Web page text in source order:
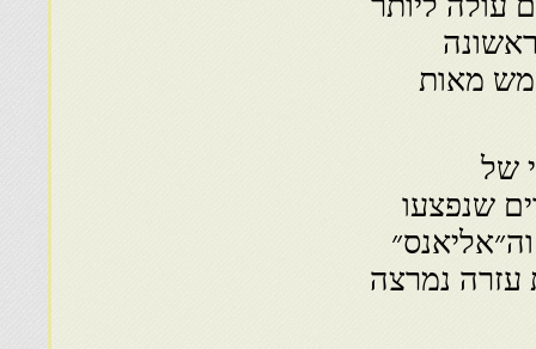
מאות
של
שנפצעו
עזרה נמרצה